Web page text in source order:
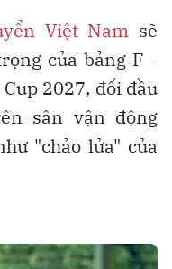
Việt Nam sẽ
của bảng F -
2027, đối đầu
sân vận động
"chảo lửa" của